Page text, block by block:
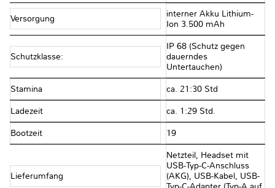
Versorgung
interner Akku Lithium-
Ion 3.500 mAh
Schutzklasse:
IP 68 (Schutz gegen
dauerndes
Untertauchen)
Stamina ca. 21:30 Std
Ladezeit ca. 1:29 Std.
Bootzeit 19
Lieferumfang
Netzteil, Headset mit
USB-Typ-C-Anschluss
(AKG), USB-Kabel, USB-